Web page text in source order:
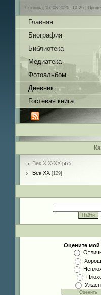
Пятница, 07.08.2026, 10:26 |
Главная
Биография
Библиотека
Медиатека
Фотоальбом
Дневник
Гостевая книга
Век XIX-ХХ [475]
Век ХХ [129]
Оцените мой